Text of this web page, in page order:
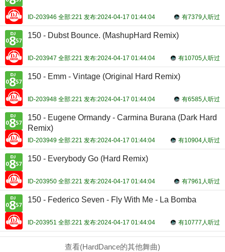
有7379人听过
ID-203946 全部:221 发布:2024-04-17 01:44:04
150 - Dubst Bounce. (MashupHard Remix)
有10705人听过
ID-203947 全部:221 发布:2024-04-17 01:44:04
150 - Emm - Vintage (Original Hard Remix)
有6585人听过
ID-203948 全部:221 发布:2024-04-17 01:44:04
150 - Eugene Ormandy - Carmina Burana (Dark Hard
Remix)
有10904人听过
ID-203949 全部:221 发布:2024-04-17 01:44:04
150 - Everybody Go (Hard Remix)
有7961人听过
ID-203950 全部:221 发布:2024-04-17 01:44:04
150 - Federico Seven - Fly With Me - La Bomba
有10777人听过
ID-203951 全部:221 发布:2024-04-17 01:44:04
查看(HardDance的其他舞曲)